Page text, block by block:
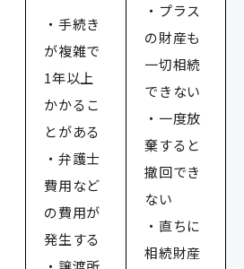
・手続き
が複雑で
1年以上
かかるこ
とがある
・弁護士
費用など
の費用が
発生する
・プラス
の財産も
一切相続
できない
・一度放
棄すると
撤回でき
ない
・直ちに
相続財産